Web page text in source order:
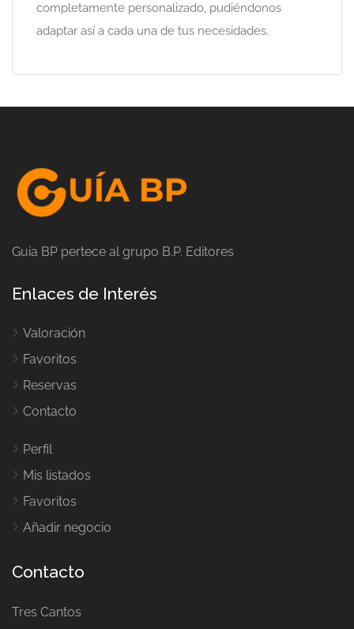
completamente personalizado, pudiéndonos
adaptar así a cada una de tus necesidades.
Guia BP pertece al grupo B.P. Editores
Enlaces de Interés
Valoración
Favoritos
Reservas
Contacto
Perfil
Mis listados
Favoritos
Añadir negocio
Contacto
Tres Cantos